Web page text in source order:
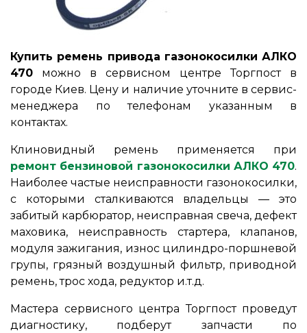
Купить ремень привода газонокосилки АЛКО
470 можно в сервисном центре Торгпост в
городе Киев. Цену и наличие уточните в сервис-
менеджера по телефонам указанным в
контактах.
Клиновидный ремень применяется при
ремонт бензиновой газонокосилки АЛКО 470.
Наиболее частые неисправности газонокосилки,
с которыми сталкиваются владельцы ― это
забитый карбюратор, неисправная свеча, дефект
маховика, неисправность стартера, клапанов,
модуля зажигания, износ цилиндро-поршневой
групы, грязный воздушный фильтр, приводной
ремень, трос хода, редуктор и.т.д.
Мастера сервисного центра Торгпост проведут
диагностику, подберут запчасти по